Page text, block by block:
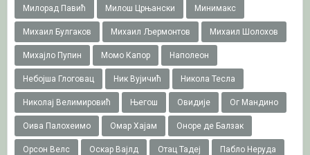
Милорад Павић Милош Црњански Минимакс
Михаил Булгаков Михаил Љермонтов Михаил Шолохов
Михајло Пупин Момо Капор Наполеон
Небојша Глоговац Ник Вујичић Никола Тесла
Николај Велимировић Његош Овидије Ог Мандино
Оива Палохеимо Омар Хајам Оноре де Балзак
Орсон Велс Оскар Вајлд Отац Тадеј Пабло Неруда